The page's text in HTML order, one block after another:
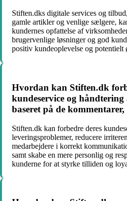
Stiften.dks digitale services og
gamle artikler og venlige sælgere,
kundernes opfattelse af
brugervenlige løsninger og god
positiv kundeoplevelse og potentielt
Hvordan kan Stiften.dk
kundeservice og håndtering
baseret på de
Stiften.dk kan forbedre deres
leveringsproblemer, reducere
medarbejdere i korrekt
samt skabe en mere personlig og
kunderne for at styrke tilliden og